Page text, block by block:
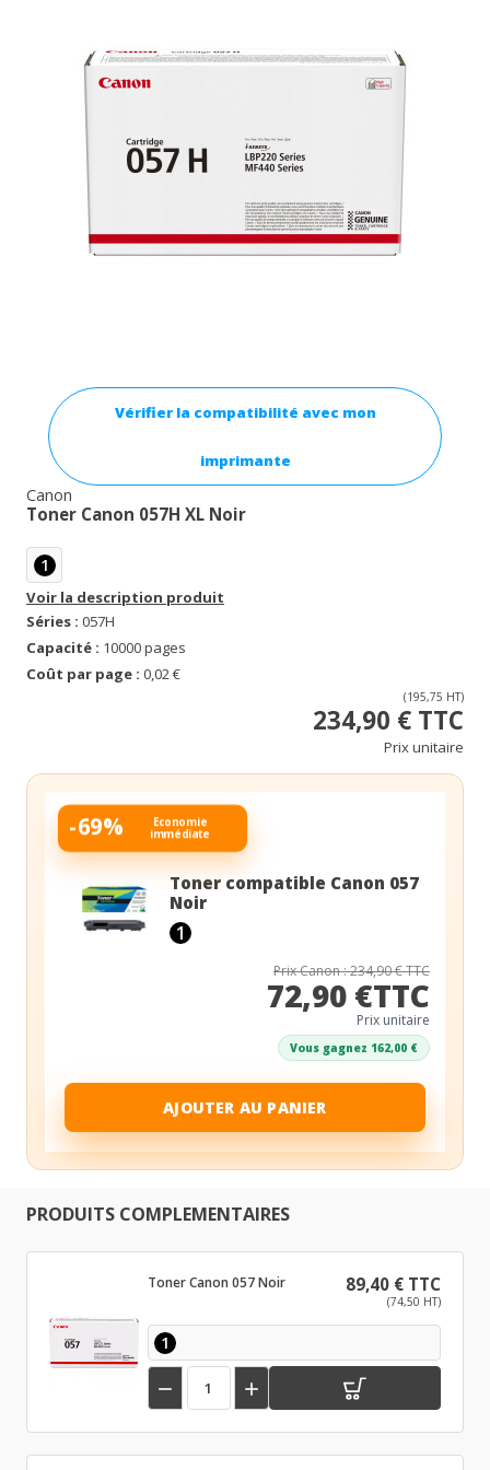
Vérifier la compatibilité avec mon
imprimante
Canon
Toner Canon 057H XL Noir
1
Voir la description produit
Séries : 057H
Capacité : 10000 pages
Coût par page : 0,02 €
(195,75 HT)
234,90 € TTC
Prix unitaire
-69%
Economie
immédiate
Toner compatible Canon 057
Noir
1
Prix Canon : 234,90 € TTC
72,90 €TTC
Prix unitaire
Vous gagnez 162,00 €
AJOUTER AU PANIER
PRODUITS COMPLEMENTAIRES
Toner Canon 057 Noir 89,40 € TTC
(74,50 HT)
1
 